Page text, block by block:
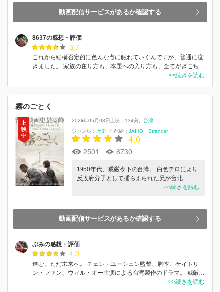
動画配信サービスがあるか確認する
8637の感想・評価
3.7
これから結構否定的に色んな点に触れていくんですが、普通に泣
きました。 家族の在り方も、本題への入り方も、全てがぎこち…
>>続きを読む
霧のごとく
2026年05月08日上映 134分
台湾
ジャンル： 歴史 ／ 配給： JAIHO Stranger
4.0
2501 6730
1950年代、戒厳令下の台湾。 白色テロにより
反政府分子として捕らえられた兄が台北…
>>続きを読む
動画配信サービスがあるか確認する
ぶみの感想・評価
4.0
進む。ただ未来へ。 チェン・ユーシュン監督、脚本、ケイトリ
ン・ファン、ウィル・オー主演による台湾製作のドラマ。 戒厳…
>>続きを読む